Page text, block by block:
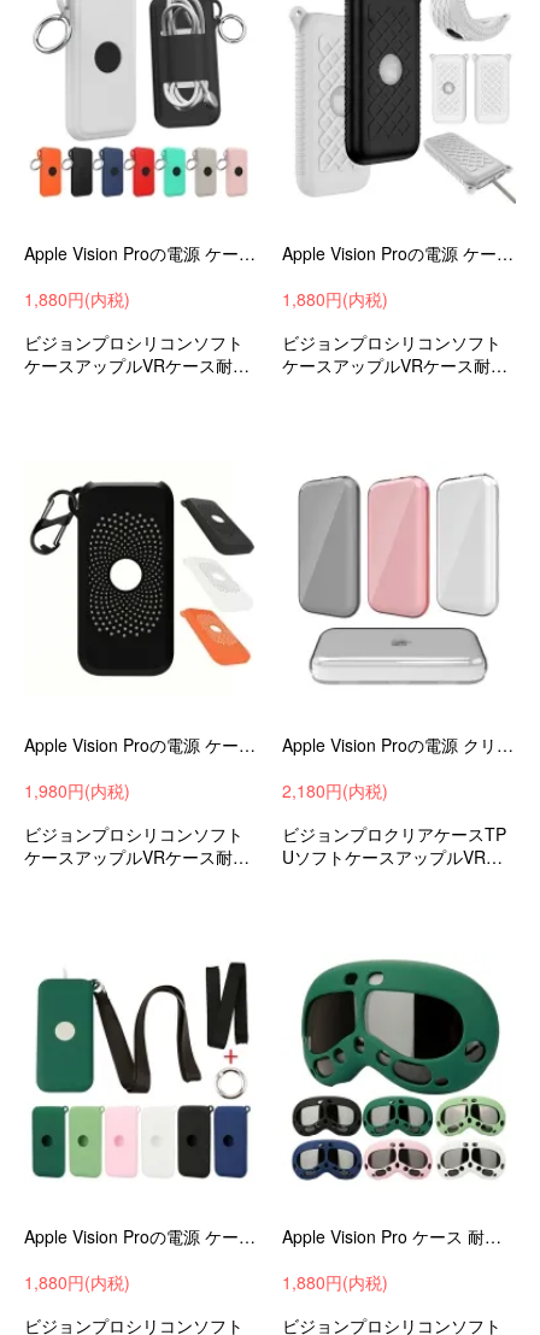
Apple Vision Proの電源 ケース 耐衝撃 カバー カラビナ付き ケーブルバンド付き シリコン ソフトケースジョンプロ
1,880円(内税)
ビジョンプロシリコンソフト
ケースアップルVRケース耐衝
Apple Vision Proの電源 ケース 耐衝撃 カバー 滑り止め ネックストラップホール付き ストラップホールホール付き シリコン ソフトケース
1,880円(内税)
ビジョンプロシリコンソフト
ケースアップルVRケース耐衝
Apple Vision Proの電源 ケース 耐衝撃 カバー カラビナ付き シリコン ソフトケース アップル VR / AR 耐衝撃ケース
1,980円(内税)
ビジョンプロシリコンソフト
ケースアップルVRケース耐衝
Apple Vision Proの電源 クリアケース 耐衝撃 カバー クリア 透明 TPU ソフトケース アップル VR / AR 耐衝撃ケース 耐衝撃カバー
2,180円(内税)
ビジョンプロクリアケースTP
UソフトケースアップルVRケ
Apple Vision Proの電源 ケース 耐衝撃 カバー 落下防止 ネックストラップ ストラップホール付き シリコン ソフトケース アップル
1,880円(内税)
ビジョンプロシリコンソフト
Apple Vision Pro ケース 耐衝撃 カバー シリコン ソフトケース アップル VR / AR 耐衝撃ケース 耐衝撃カバー おすすめ エレガント
1,880円(内税)
ビジョンプロシリコンソフト